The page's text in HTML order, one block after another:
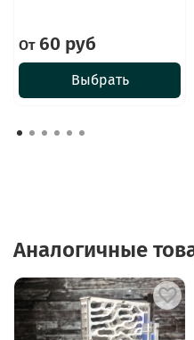
От60 руб
Выбрать
Аналогичные